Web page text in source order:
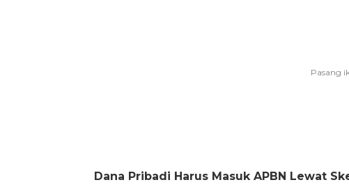
Dana Pribadi Harus Masuk APBN Lewat